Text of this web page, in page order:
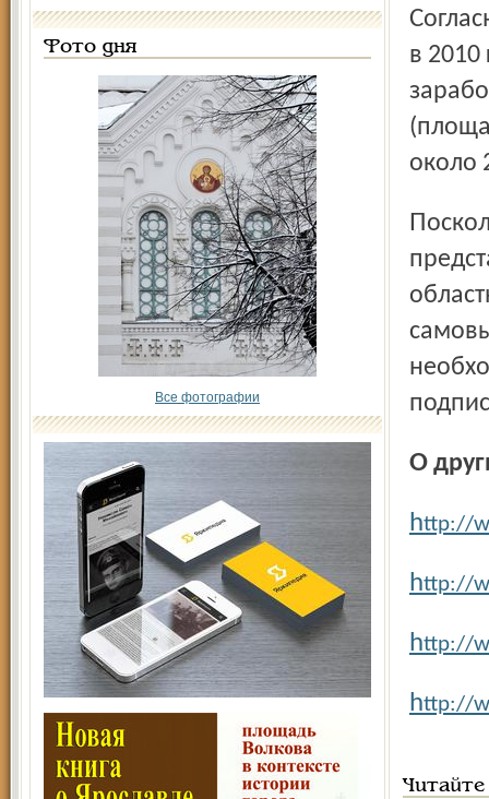
Фото дня
Все фотографии
Согласно представленным им в горизбирком сведениям,
в 2010
около
Поскольку партия "Яблоко" не имеет своих
О
http://
http://
http://
http://